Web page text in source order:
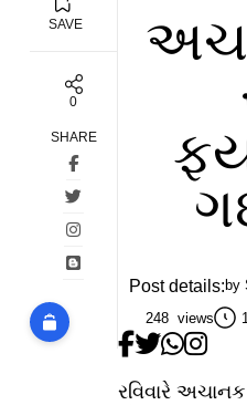
SAVE
0
SHARE
Post details: by
248 views
રવિવારે